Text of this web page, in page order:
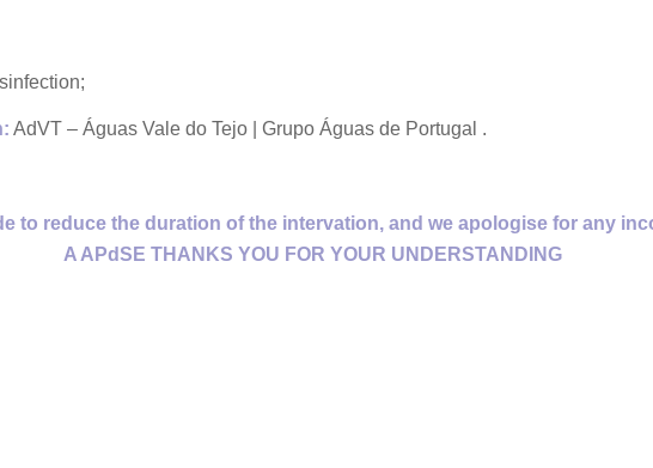
AdVT – Águas Vale do Tejo | Grupo Águas de Portugal .
to reduce the duration of the intervation, and we apologise for any
A APdSE THANKS YOU FOR YOUR UNDERSTANDING